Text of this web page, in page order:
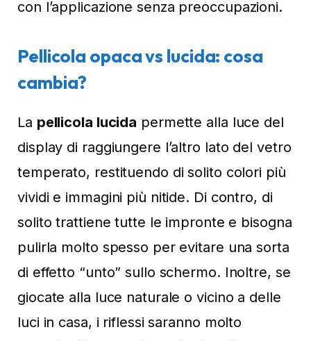
con l’applicazione senza preoccupazioni.
Pellicola opaca vs lucida: cosa
cambia?
La pellicola lucida permette alla luce del
display di raggiungere l’altro lato del vetro
temperato, restituendo di solito colori più
vividi e immagini più nitide. Di contro, di
solito trattiene tutte le impronte e bisogna
pulirla molto spesso per evitare una sorta
di effetto “unto” sullo schermo. Inoltre, se
giocate alla luce naturale o vicino a delle
luci in casa, i riflessi saranno molto